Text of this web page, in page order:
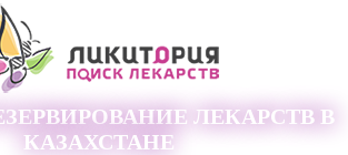
ЛЕКАРСТВ В
КАЗАХСТАНЕ